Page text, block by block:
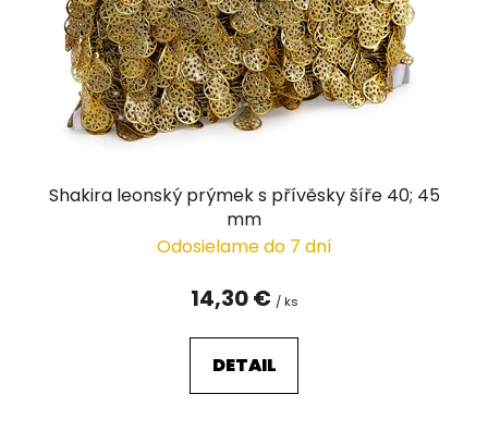
Shakira leonský prýmek s přívěsky šíře 40; 45
mm
Odosielame do 7 dní
14,30 € / ks
DETAIL